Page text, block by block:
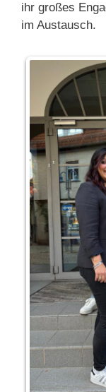
ihr großes
im Austausch.
Neueste